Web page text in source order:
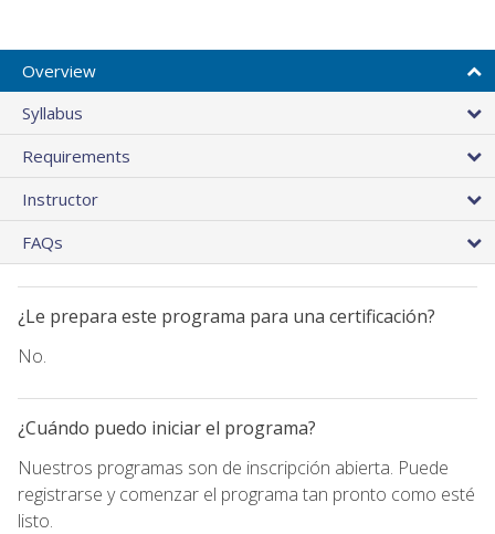
Overview
Syllabus
Requirements
Instructor
FAQs
¿Le prepara este programa para una certificación?
No.
¿Cuándo puedo iniciar el programa?
Nuestros programas son de inscripción abierta. Puede
registrarse y comenzar el programa tan pronto como esté
listo.